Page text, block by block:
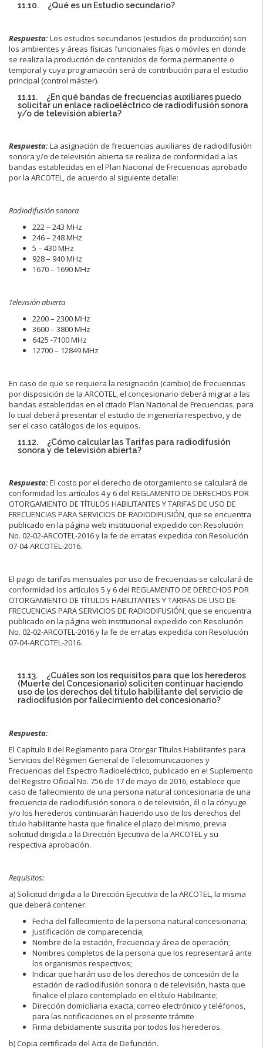
11.10. ¿Qué es un Estudio secundario?
Respuesta:Los estudios secundarios (estudios de producción) son
los ambientes y áreas físicas funcionales fijas o móviles en donde
se realiza la producción de contenidos de forma permanente o
temporal y cuya programación será de contribución para el estudio
principal (control máster).
11.11. ¿En qué bandas de frecuencias auxiliares puedo
solicitar un enlace radioeléctrico de radiodifusión sonora
y/o de televisión abierta?
Respuesta:La asignación de frecuencias auxiliares de radiodifusión
sonora y/o de televisión abierta se realiza de conformidad a las
bandas establecidas en el Plan Nacional de Frecuencias aprobado
por la ARCOTEL, de acuerdo al siguiente detalle:
Radiodifusión sonora
222 – 243 MHz
246 – 248 MHz
5 – 430 MHz
928 – 940 MHz
1670 – 1690 MHz
Televisión abierta
2200 – 2300 MHz
3600 – 3800 MHz
6425 -7100 MHz
12700 – 12849 MHz
En caso de que se requiera la resignación (cambio) de frecuencias
por disposición de la ARCOTEL, el concesionario deberá migrar a las
bandas establecidas en el citado Plan Nacional de Frecuencias, para
lo cual deberá presentar el estudio de ingeniería respectivo, y de
ser el caso catálogos de los equipos.
11.12. ¿Cómo calcular las Tarifas para radiodifusión
sonora y de televisión abierta?
Respuesta:El costo por el derecho de otorgamiento se calculará de
conformidad los artículos 4 y 6 del REGLAMENTO DE DERECHOS POR
OTORGAMIENTO DE TÍTULOS HABILITANTES Y TARIFAS DE USO DE
FRECUENCIAS PARA SERVICIOS DE RADIODIFUSIÓN, que se encuentra
publicado en la página web institucional expedido con Resolución
No. 02-02-ARCOTEL-2016 y la fe de erratas expedida con Resolución
07-04-ARCOTEL-2016.
El pago de tarifas mensuales por uso de frecuencias se calculará de
conformidad los artículos 5 y 6 del REGLAMENTO DE DERECHOS POR
OTORGAMIENTO DE TÍTULOS HABILITANTES Y TARIFAS DE USO DE
FRECUENCIAS PARA SERVICIOS DE RADIODIFUSIÓN, que se encuentra
publicado en la página web institucional expedido con Resolución
No. 02-02-ARCOTEL-2016 y la fe de erratas expedida con Resolución
07-04-ARCOTEL-2016.
11.13. ¿Cuáles son los requisitos para que los herederos
(Muerte del Concesionario) soliciten continuar haciendo
uso de los derechos del título habilitante del servicio de
radiodifusión por fallecimiento del concesionario?
Respuesta:
El Capítulo II del Reglamento para Otorgar Títulos Habilitantes para
Servicios del Régimen General de Telecomunicaciones y
Frecuencias del Espectro Radioeléctrico, publicado en el Suplemento
del Registro Oficial No. 756 de 17 de mayo de 2016, establece que
caso de fallecimiento de una persona natural concesionaria de una
frecuencia de radiodifusión sonora o de televisión, él o la cónyuge
y/o los herederos continuarán haciendo uso de los derechos del
título habilitante hasta que finalice el plazo del mismo, previa
solicitud dirigida a la Dirección Ejecutiva de la ARCOTEL y su
respectiva aprobación.
Requisitos:
a) Solicitud dirigida a la Dirección Ejecutiva de la ARCOTEL, la misma
que deberá contener:
Fecha del fallecimiento de la persona natural concesionaria;
Justificación de comparecencia;
Nombre de la estación, frecuencia y área de operación;
Nombres completos de la persona que los representará ante
los organismos respectivos;
Indicar que harán uso de los derechos de concesión de la
estación de radiodifusión sonora o de televisión, hasta que
finalice el plazo contemplado en el título Habilitante;
Dirección domiciliaria exacta, correo electrónico y teléfonos,
para las notificaciones en el presente trámite
Firma debidamente suscrita por todos los herederos.
b) Copia certificada del Acta de Defunción.